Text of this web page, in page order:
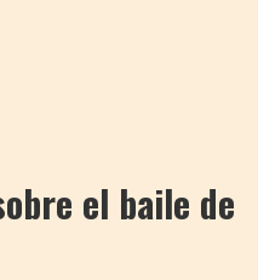
el baile de